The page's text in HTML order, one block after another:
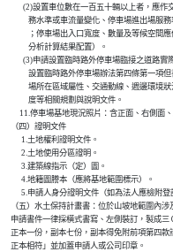
(2)設置車位數在一百五十輛以上者，
務水準或車流量變化、停車場進出場
；停車場出入口寬度、數量及等候空
              分析計算結果配置）。
(3)申請設置臨時路外停車場臨接之道
設置臨時路外停車場辦法第四條第一
場所在區域屬性、交通動線、週邊環
              度等相關規劃與說明文件。
11.停車場基地現況照片：含正面、右側面
    （四）證明文件
          1.土地權利證明文件。
          2.土地使用分區證明。
          3.建築線指示（定）圖。
          4.地籍圖謄本（應將基地範圍標示）。
5.申請人身分證明文件（如為法人應檢附
（五）水土保持計畫書：位於山坡地範圍內
申請書件一律採橫式書寫、左側裝訂，製成
正本一份，副本七份，副本得免附前項第四
    正本相符」並加蓋申請人或公司印章。